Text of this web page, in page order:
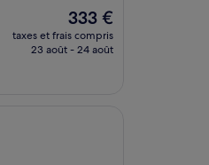
Le
nouveau
prix
333 €
taxes et frais compris
23 août - 24 août